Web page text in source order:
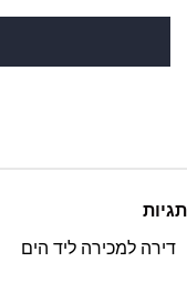
תגיות
דירה למכירה ליד הים